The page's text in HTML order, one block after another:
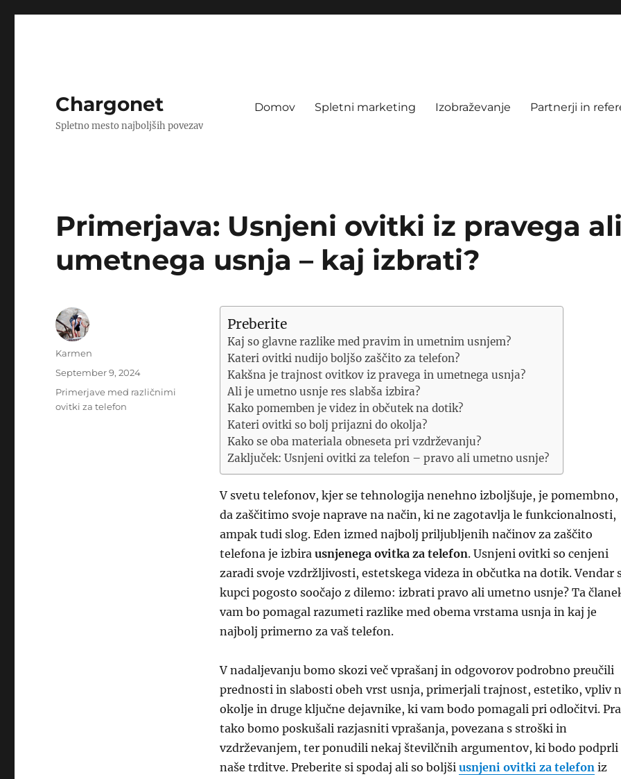
Chargonet
Spletno mesto najboljših povezav
Domov Spletni marketing Izobraževanje Partnerji in
Primerjava: Usnjeni ovitki iz pravega
umetnega usnja – kaj izbrati?
Preberite
Kaj so glavne razlike med pravim in umetnim usnjem?
Kateri ovitki nudijo boljšo zaščito za telefon?
Kakšna je trajnost ovitkov iz pravega in umetnega usnja?
Ali je umetno usnje res slabša izbira?
Kako pomemben je videz in občutek na dotik?
Kateri ovitki so bolj prijazni do okolja?
Kako se oba materiala obneseta pri vzdrževanju?
Zaključek: Usnjeni ovitki za telefon – pravo ali umetno usnje?
V svetu telefonov, kjer se tehnologija nenehno izboljšuje, je pomembno,
da zaščitimo svoje naprave na način, ki ne zagotavlja le funkcionalnosti,
ampak tudi slog. Eden izmed najbolj priljubljenih načinov za zaščito
telefona je izbira usnjenega ovitka za telefon. Usnjeni ovitki so cenjeni
zaradi svoje vzdržljivosti, estetskega videza in občutka na dotik. Vendar
kupci pogosto soočajo z dilemo: izbrati pravo ali umetno usnje? Ta
vam bo pomagal razumeti razlike med obema vrstama usnja in kaj je
najbolj primerno za vaš telefon.
V nadaljevanju bomo skozi več vprašanj in odgovorov podrobno preučili
prednosti in slabosti obeh vrst usnja, primerjali trajnost, estetiko, vpliv
okolje in druge ključne dejavnike, ki vam bodo pomagali pri odločitvi.
tako bomo poskušali razjasniti vprašanja, povezana s stroški in
vzdrževanjem, ter ponudili nekaj številčnih argumentov, ki bodo podprli
naše trditve. Preberite si spodaj ali so boljši usnjeni ovitki za telefoniz
Author
Karmen
Posted
on
September 9, 2024
Categories
Primerjave med različnimi
ovitki za telefon